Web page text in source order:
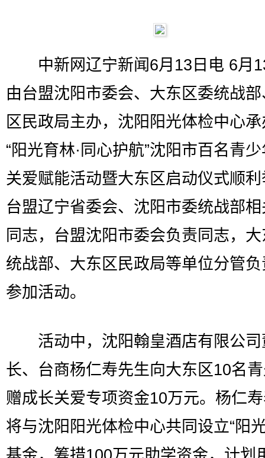
中新网辽宁新闻6月13日电 6月
由台盟沈阳市委会、大东区委统战
区民政局主办，沈阳阳光体检中心
“阳光育林·同心护航”沈阳市百名青
关爱赋能活动暨大东区启动仪式顺
台盟辽宁省委会、沈阳市委统战部
同志，台盟沈阳市委会负责同志，
统战部、大东区民政局等单位分管
参加活动。
活动中，沈阳翰皇酒店有限公司
长、台商杨仁寿先生向大东区10名
赠成长关爱专项资金10万元。杨仁
将与沈阳阳光体检中心共同设立“阳